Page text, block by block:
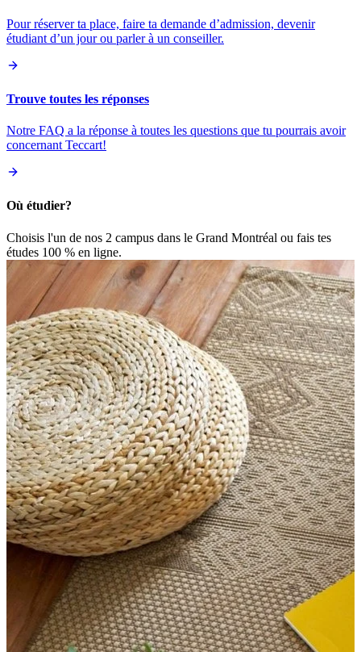
Pour réserver ta place, faire ta demande d’admission, devenir
étudiant d’un jour ou parler à un conseiller.
Trouve toutes les réponses
Notre FAQ a la réponse à toutes les questions que tu pourrais avoir
concernant Teccart!
Où étudier?
Choisis l'un de nos 2 campus dans le Grand Montréal ou fais tes
études 100 % en ligne.